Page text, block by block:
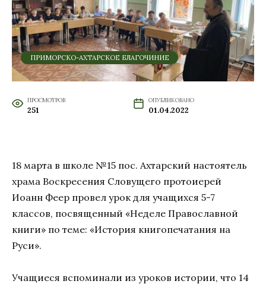
ПРИМОРСКО-АХТАРСКОЕ БЛАГОЧИНИЕ
ПРОСМОТРОВ
251
ОПУБЛИКОВАНО
01.04.2022
18 марта в школе №15 пос. Ахтарский настоятель
храма Воскресения Словущего протоиерей
Иоанн Феер провел урок для учащихся 5-7
классов, посвященный «Неделе Православной
книги» по теме: «История книгопечатания на
Руси».
Учащиеся вспоминали из уроков истории, что 14